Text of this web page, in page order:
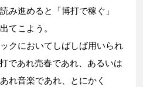
み進めると「博打で稼ぐ」
てこよう。
クにおいてしばしば用いられ
であれ売春であれ、あるいは
れ音楽であれ、とにかく